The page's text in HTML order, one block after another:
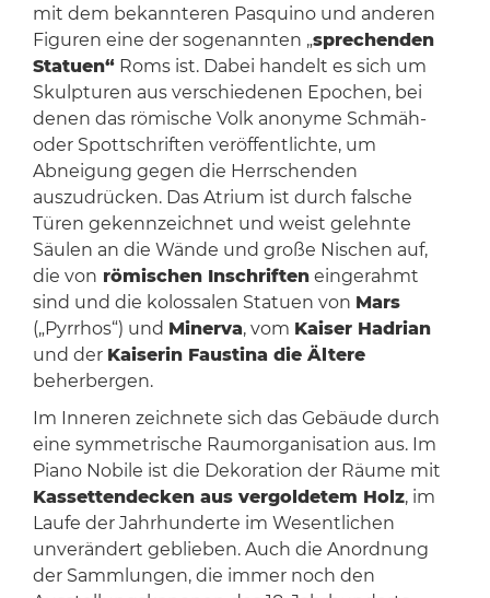
mit dem bekannteren Pasquino und anderen
Figuren eine der sogenannten „sprechenden
Statuen“Roms ist. Dabei handelt es sich um
Skulpturen aus verschiedenen Epochen, bei
denen das römische Volk anonyme Schmäh-
oder Spottschriften veröffentlichte, um
Abneigung gegen die Herrschenden
auszudrücken. Das Atrium ist durch falsche
Türen gekennzeichnet und weist gelehnte
Säulen an die Wände und große Nischen auf,
die von römischen Inschrifteneingerahmt
sind und die kolossalen Statuen von Mars
(„Pyrrhos“) und Minerva, vom Kaiser Hadrian
und der Kaiserin Faustina die Ältere
beherbergen.
Im Inneren zeichnete sich das Gebäude durch
eine symmetrische Raumorganisation aus. Im
Piano Nobile ist die Dekoration der Räume mit
Kassettendecken aus vergoldetem Holz, im
Laufe der Jahrhunderte im Wesentlichen
unverändert geblieben. Auch die Anordnung
der Sammlungen, die immer noch den